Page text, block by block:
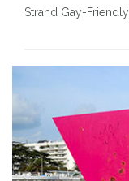
Strand Gay-Friendly